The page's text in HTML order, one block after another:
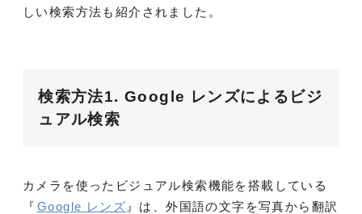
しい検索方法も紹介されました。
検索方法1. Google レンズによるビジ
ュアル検索
カメラを使ったビジュアル検索機能を搭載している
『 Google レンズ 』は、外国語の文字を写真から翻訳